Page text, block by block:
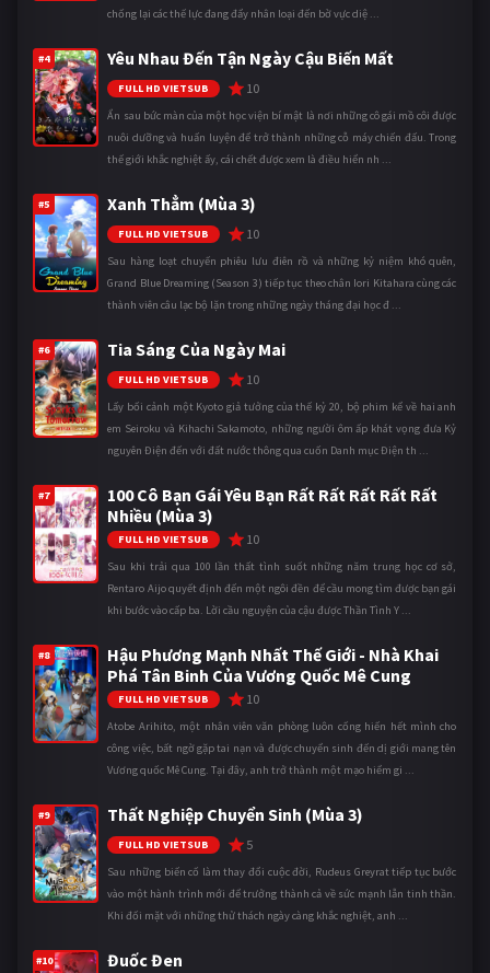
chống lại các thế lực đang đẩy nhân loại đến bờ vực diệ ...
#4 Yêu Nhau Đến Tận Ngày Cậu Biến Mất
FULL HD VIETSUB 10
Ẩn sau bức màn của một học viện bí mật là nơi những cô gái mồ côi được
nuôi dưỡng và huấn luyện để trở thành những cỗ máy chiến đấu. Trong
thế giới khắc nghiệt ấy, cái chết được xem là điều hiển nh ...
#5 Xanh Thẳm (Mùa 3)
FULL HD VIETSUB 10
Sau hàng loạt chuyến phiêu lưu điên rồ và những kỷ niệm khó quên,
Grand Blue Dreaming (Season 3) tiếp tục theo chân Iori Kitahara cùng các
thành viên câu lạc bộ lặn trong những ngày tháng đại học đ ...
#6 Tia Sáng Của Ngày Mai
FULL HD VIETSUB 10
Lấy bối cảnh một Kyoto giả tưởng của thế kỷ 20, bộ phim kể về hai anh
em Seiroku và Kihachi Sakamoto, những người ôm ấp khát vọng đưa Kỷ
nguyên Điện đến với đất nước thông qua cuốn Danh mục Điện th ...
#7
100 Cô Bạn Gái Yêu Bạn Rất Rất Rất Rất Rất
Nhiều (Mùa 3)
FULL HD VIETSUB 10
Sau khi trải qua 100 lần thất tình suốt những năm trung học cơ sở,
Rentaro Aijo quyết định đến một ngôi đền để cầu mong tìm được bạn gái
khi bước vào cấp ba. Lời cầu nguyện của cậu được Thần Tình Y ...
#8
Hậu Phương Mạnh Nhất Thế Giới - Nhà Khai
Phá Tân Binh Của Vương Quốc Mê Cung
FULL HD VIETSUB 10
Atobe Arihito, một nhân viên văn phòng luôn cống hiến hết mình cho
công việc, bất ngờ gặp tai nạn và được chuyển sinh đến dị giới mang tên
Vương quốc Mê Cung. Tại đây, anh trở thành một mạo hiểm gi ...
#9 Thất Nghiệp Chuyển Sinh (Mùa 3)
FULL HD VIETSUB 5
Sau những biến cố làm thay đổi cuộc đời, Rudeus Greyrat tiếp tục bước
vào một hành trình mới để trưởng thành cả về sức mạnh lẫn tinh thần.
Khi đối mặt với những thử thách ngày càng khắc nghiệt, anh ...
#10 Đuốc Đen